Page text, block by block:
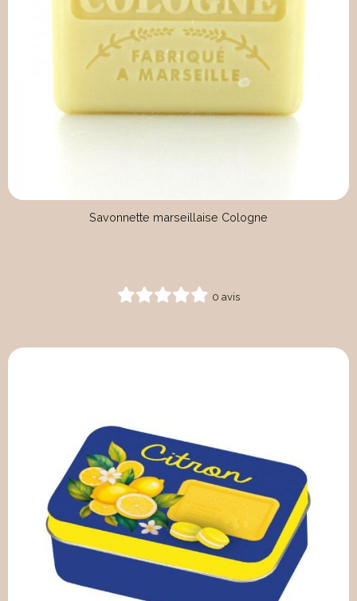
Savonnette marseillaise Cologne
0 avis